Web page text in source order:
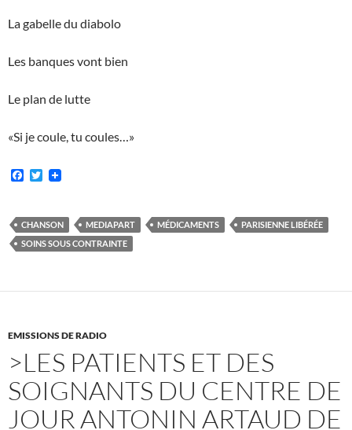
La gabelle du diabolo
Les banques vont bien
Le plan de lutte
«Si je coule, tu coules…»
F
b
o
o
T
t
e
r
CHANSON MEDIAPART MÉDICAMENTS
PARISIENNE LIBÉRÉE
SOINS SOUS CONTRAINTE
EMISSIONS DE RADIO
>LES PATIENTS ET DES
SOIGNANTS DU CENTRE DE
JOUR ANTONIN ARTAUD DE